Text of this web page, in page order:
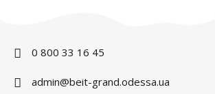
0 800 33 16 45
admin@beit-grand.odessa.ua